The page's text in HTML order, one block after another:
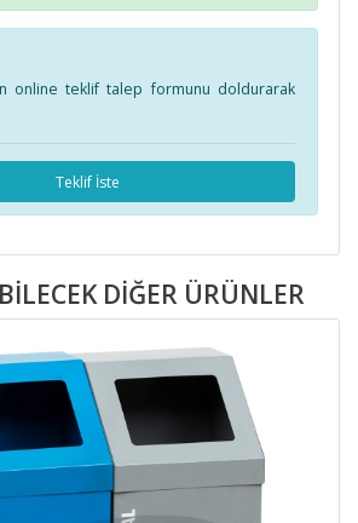
online teklif talep formunu doldurarak
Teklif İste
DIĞER ÜRÜNLER